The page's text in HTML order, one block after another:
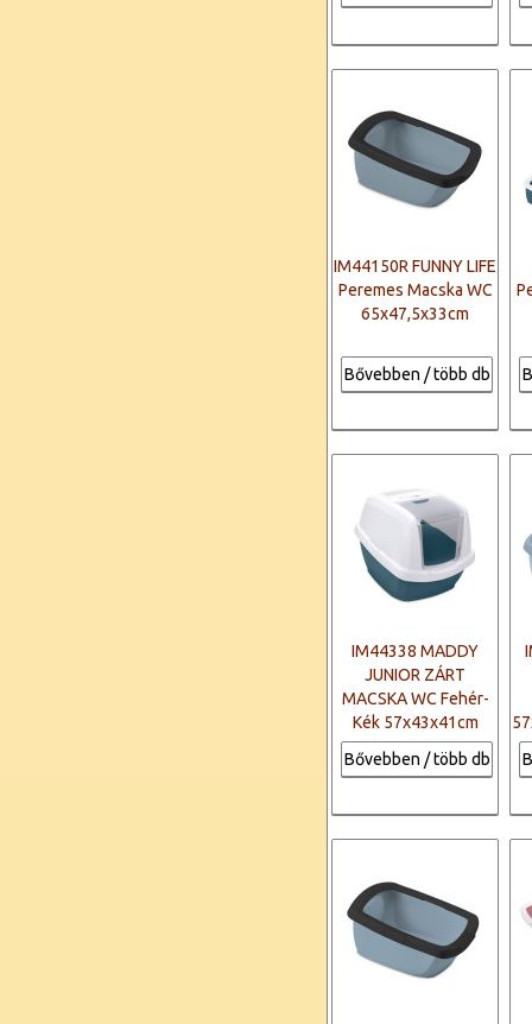
IM44150R FUNNY LIFE
Peremes Macska WC
65x47,5x33cm
Bővebben / több db
IM44338 MADDY
JUNIOR ZÁRT
MACSKA WC Fehér-
Kék 57x43x41cm
Bővebben / több db